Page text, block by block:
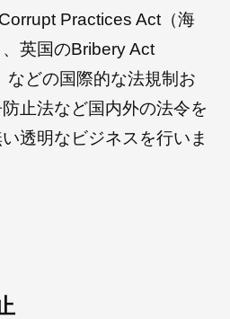
Practices Act（海
英国のBribery Act
などの国際的な法規制お
止法など国内外の法令を
透明なビジネスを行いま